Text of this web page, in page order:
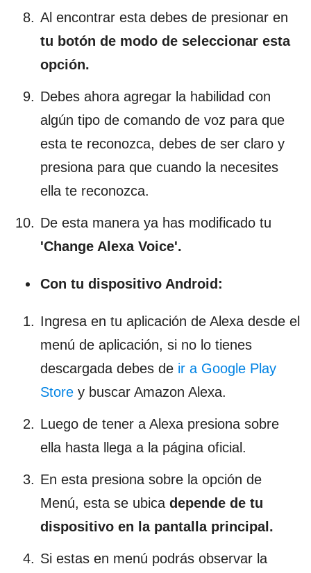
Al encontrar esta debes de presionar en
tu botón de modo de seleccionar esta
opción.
Debes ahora agregar la habilidad con
algún tipo de comando de voz para que
esta te reconozca, debes de ser claro y
presiona para que cuando la necesites
ella te reconozca.
De esta manera ya has modificado tu
'Change Alexa Voice'.
Con tu dispositivo Android:
Ingresa en tu aplicación de Alexa desde el
menú de aplicación, si no lo tienes
descargada debes de ir a Google Play
Store y buscar Amazon Alexa.
Luego de tener a Alexa presiona sobre
ella hasta llega a la página oficial.
En esta presiona sobre la opción de
Menú, esta se ubica depende de tu
dispositivo en la pantalla principal.
Si estas en menú podrás observar la